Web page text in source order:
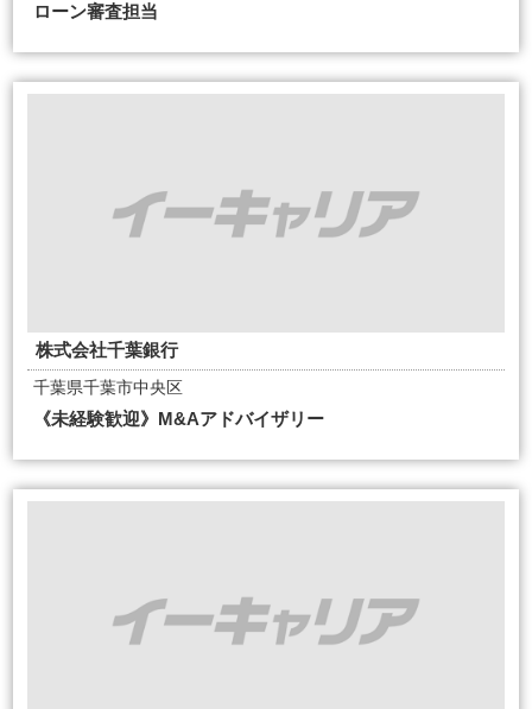
ローン審査担当
株式会社千葉銀行
千葉県千葉市中央区
《未経験歓迎》M&Aアドバイザリー